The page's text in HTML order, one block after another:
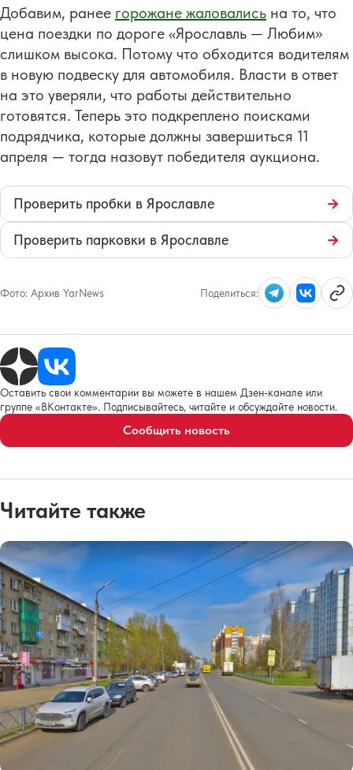
Добавим, ранее горожане жаловались на то, что
цена поездки по дороге «Ярославль — Любим»
слишком высока. Потому что обходится водителям
в новую подвеску для автомобиля. Власти в ответ
на это уверяли, что работы действительно
готовятся. Теперь это подкреплено поисками
подрядчика, которые должны завершиться 11
апреля — тогда назовут победителя аукциона.
Проверить пробки в Ярославле →
Проверить парковки в Ярославле →
Фото: Архив YarNews Поделиться:
Оставить свои комментарии вы можете в нашем Дзен-канале или
группе «ВКонтакте». Подписывайтесь, читайте и обсуждайте новости.
Сообщить новость
Читайте также